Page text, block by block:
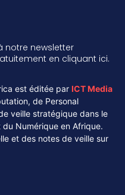
notre newsletter
en cliquant ici.
est éditée par ICT Media
de Personal
veille stratégique dans le
Numérique en Afrique.
et des notes de veille sur